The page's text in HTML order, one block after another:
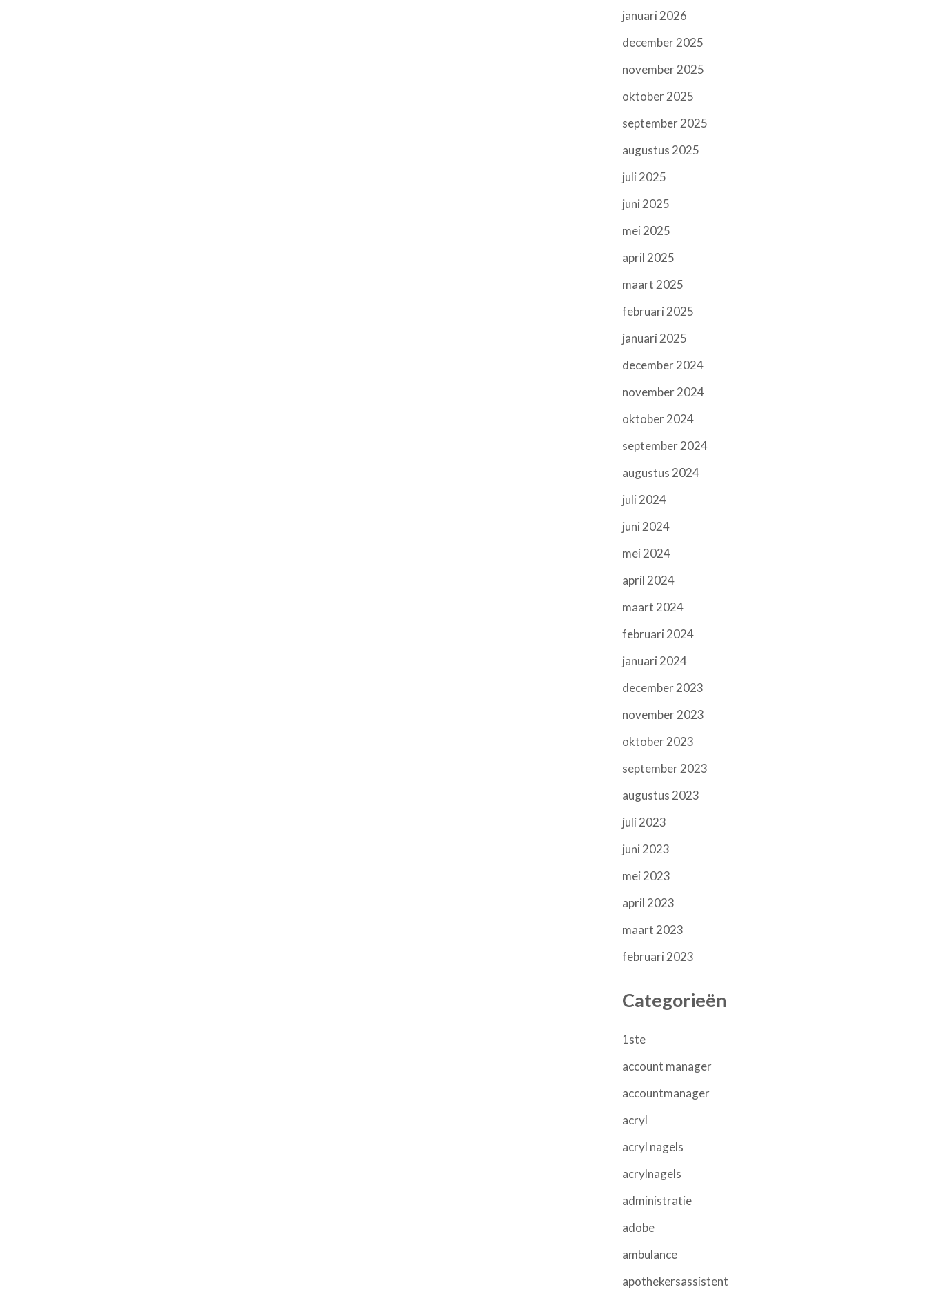
januari 2026
december 2025
november 2025
oktober 2025
september 2025
augustus 2025
juli 2025
juni 2025
mei 2025
april 2025
maart 2025
februari 2025
januari 2025
december 2024
november 2024
oktober 2024
september 2024
augustus 2024
juli 2024
juni 2024
mei 2024
april 2024
maart 2024
februari 2024
januari 2024
december 2023
november 2023
oktober 2023
september 2023
augustus 2023
juli 2023
juni 2023
mei 2023
april 2023
maart 2023
februari 2023
Categorieën
1ste
account manager
accountmanager
acryl
acryl nagels
acrylnagels
administratie
adobe
ambulance
apothekersassistent